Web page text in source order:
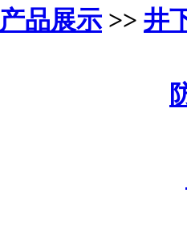
产品展示 >> 井